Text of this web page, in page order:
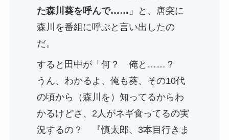
た森川葵を呼んで…… 」と、唐突に
森川を番組に呼ぶと言い出したの
だ。
すると田中が「何？ 俺と……？
うん、わかるよ、俺も葵、その10代
の頃から（森川を）知ってるからわ
かるけどさ、2人がネギ食ってるの実
況するの？ 『慎太郎、3本目行きま